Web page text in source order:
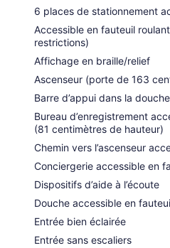
6 places de stationnement
Accessible en fauteuil
restrictions)
Affichage en braille/relief
Ascenseur (porte de 163
Barre d’appui dans la douche
Bureau d’enregistrement
(81 centimètres de hauteur)
Chemin vers l’ascenseur
Conciergerie accessible en
Dispositifs d’aide à l’écoute
Douche accessible en
Entrée bien éclairée
Entrée sans escaliers